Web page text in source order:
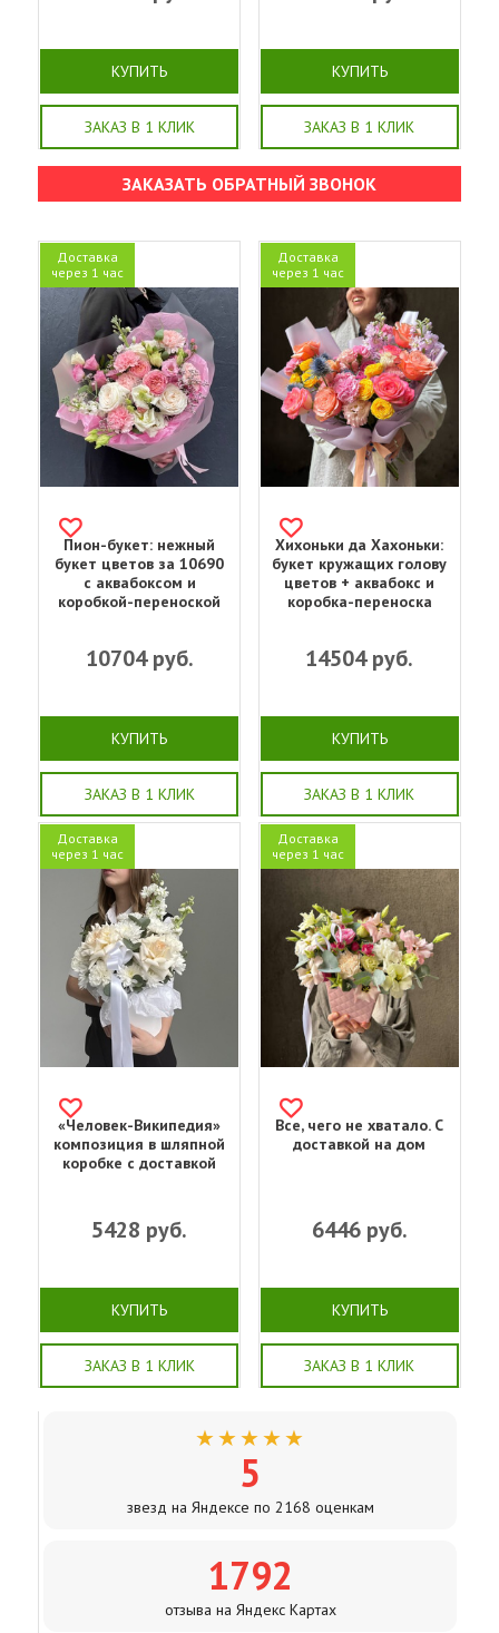
КУПИТЬ
ЗАКАЗ В 1 КЛИК
КУПИТЬ
ЗАКАЗ В 1 КЛИК
ЗАКАЗАТЬ ОБРАТНЫЙ ЗВОНОК
Доставка
через 1 час
Пион-букет: нежный
букет цветов за 10690
с аквабоксом и
коробкой-переноской
10704руб.
КУПИТЬ
ЗАКАЗ В 1 КЛИК
Доставка
через 1 час
Хихоньки да Хахоньки:
букет кружащих голову
цветов + аквабокс и
коробка-переноска
14504руб.
КУПИТЬ
ЗАКАЗ В 1 КЛИК
Доставка
через 1 час
«Человек-Википедия»
композиция в шляпной
коробке с доставкой
5428 руб.
КУПИТЬ
ЗАКАЗ В 1 КЛИК
Доставка
через 1 час
Все, чего не хватало. С
доставкой на дом
6446руб.
КУПИТЬ
ЗАКАЗ В 1 КЛИК
★★★★★
5
звезд на Яндексе по 2168 оценкам
1792
отзыва на Яндекс Картах